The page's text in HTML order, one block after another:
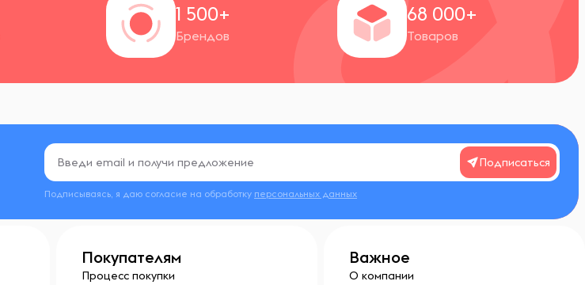
1 500+
Брендов
68 000+
Товаров
Подписаться
Подписываясь, я даю согласие на обработку персональных данных
Покупателям
Процесс покупки
Важное
О компании